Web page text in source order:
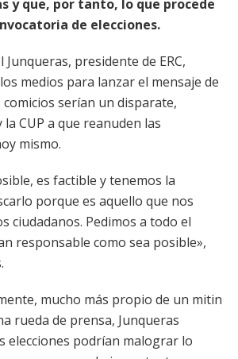
y que, por tanto, lo que procede
de elecciones.
presidente de ERC,
medios para lanzar el mensaje de
serían un disparate,
la CUP a que reanuden las
mismo.
es factible y tenemos la
porque es aquello que nos
ciudadanos. Pedimos a todo el
responsable como sea posible»,
mucho más propio de un mitin
rueda de prensa, Junqueras
elecciones podrían malograr lo